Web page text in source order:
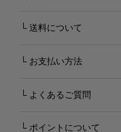
└ 送料について
└ お支払い方法
└ よくあるご質問
└ ポイントについて